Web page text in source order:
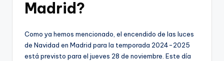
Madrid?
Como ya hemos mencionado, el encendido de las luces
de Navidad en Madrid para la temporada 2024-2025
está previsto para el jueves 28 de noviembre. Este día